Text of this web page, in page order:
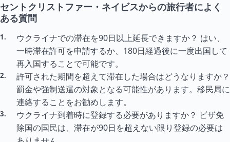
セントクリストファー・ネイビスからの旅行者によく
ある質問
ウクライナでの滞在を90日以上延長できますか？ はい、
一時滞在許可を申請するか、180日経過後に一度出国して
再入国することで可能です。
許可された期間を超えて滞在した場合はどうなりますか？
罰金や強制送還の対象となる可能性があります。移民局に
連絡することをお勧めします。
ウクライナ到着時に登録する必要がありますか？ ビザ免
除国の国民は、滞在が90日を超えない限り登録の必要は